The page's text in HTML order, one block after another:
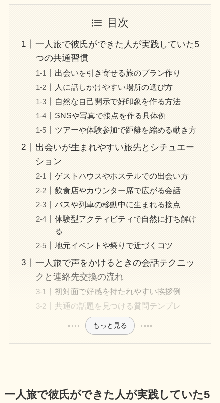
目次
一人旅で彼氏ができた人が実践していた5
つの共通習慣
出会いを引き寄せる旅のプラン作り
人に話しかけやすい場所の選び方
自然な自己開示で好印象を作る方法
SNSや写真で接点を作る具体例
ツアーや体験参加で距離を縮める動き方
出会いが生まれやすい旅先とシチュエー
ション
ゲストハウスやホステルでの出会い方
飲食店やカウンター席で広がる会話
バスや列車の移動中に生まれる接点
体験型アクティビティで自然に打ち解け
る
地元イベントや祭りで近づくコツ
一人旅で声をかけるときの会話テクニッ
クと連絡先交換の流れ
初対面で好感を持たれやすい挨拶例
共通の話題を見つける質問テンプレ
もっと見る
一人旅で彼氏ができた人が実践していた5